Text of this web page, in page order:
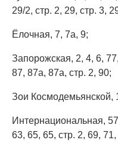
29/2, стр. 2, 29, стр. 3,
Ёлочная, 7, 7а, 9;
Запорожская, 2, 4, 6,
87, 87а, 87а, стр. 2, 90;
Зои Космодемьянской,
Интернациональная,
63, 65, 65, стр. 2, 69,